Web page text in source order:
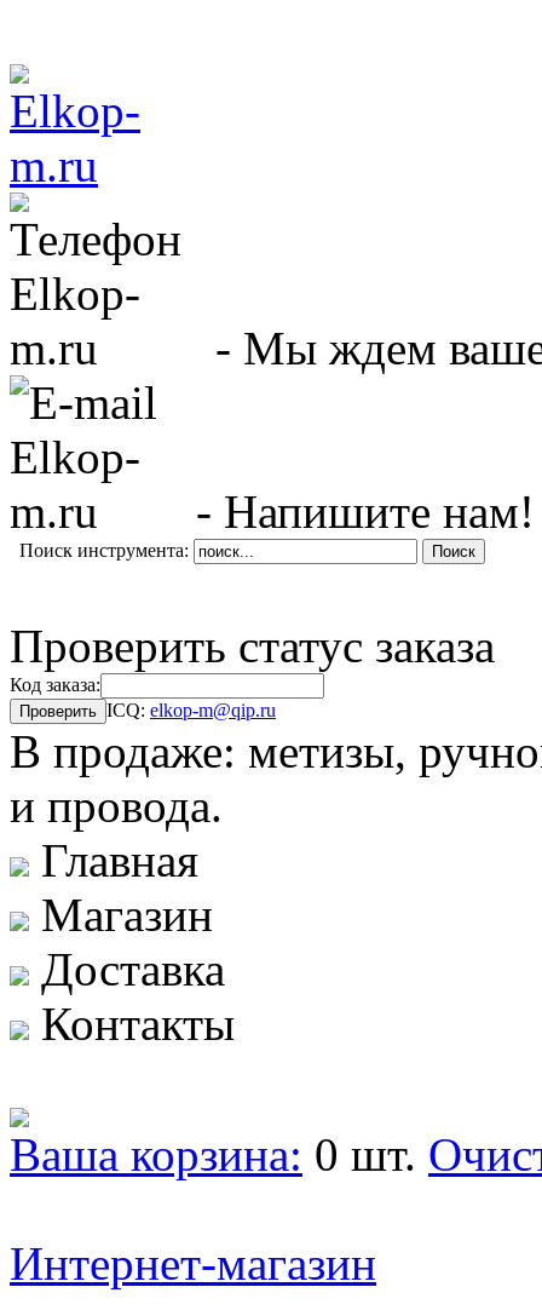
- Мы ждем
- Напишите нам!
Поиск инструмента:
Проверить статус заказа
Код заказа:
ICQ: elkop-m@qip.ru
В продаже: метизы,
и провода.
Главная
Магазин
Доставка
Контакты
Ваша корзина: 0 шт.
Интернет-магазин